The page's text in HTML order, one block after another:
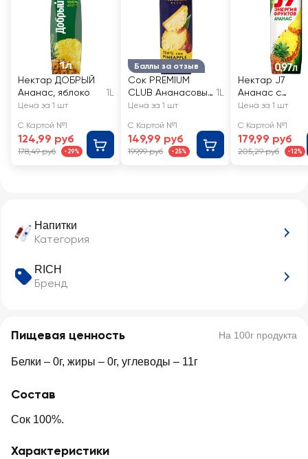
Напитки
Категория
RICH
Бренд
Пищевая ценность На 100г продукта
Белки – 0г, жиры – 0г, углеводы – 11г
Состав
Сок 100%.
Характеристики
Нектар ДОБРЫЙ
Ананас, яблоко
1L
Цена за 1 шт
С Картой №1
124,99 руб
178,49 руб -29%
Баллы за отзыв
Сок PREMIUM
CLUB Ананасовый
восстановленный
1L
Цена за 1 шт
С Картой №1
149,99 руб
199,99 руб -25%
Нектар J7
Ананас с
мякотью
Цена за 1 шт
С Картой №1
179,99 руб
205,29 руб -12%